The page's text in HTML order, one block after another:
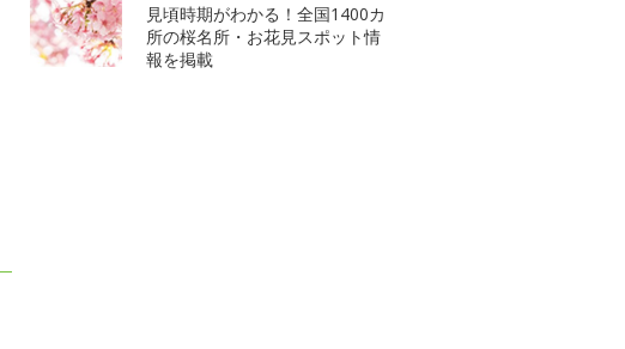
見頃時期がわかる！全国1400カ
所の桜名所・お花見スポット情
報を掲載